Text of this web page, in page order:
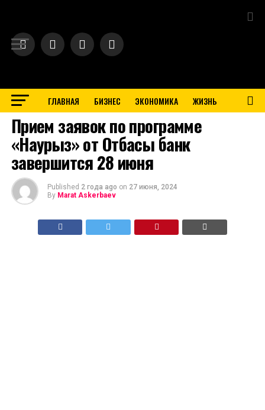
ГЛАВНАЯ БИЗНЕС ЭКОНОМИКА ЖИЗНЬ
BUSINESS
Прием заявок по программе
«Наурыз» от Отбасы банк
завершится 28 июня
Published 2 года ago on 27 июня, 2024
By Marat Askerbaev